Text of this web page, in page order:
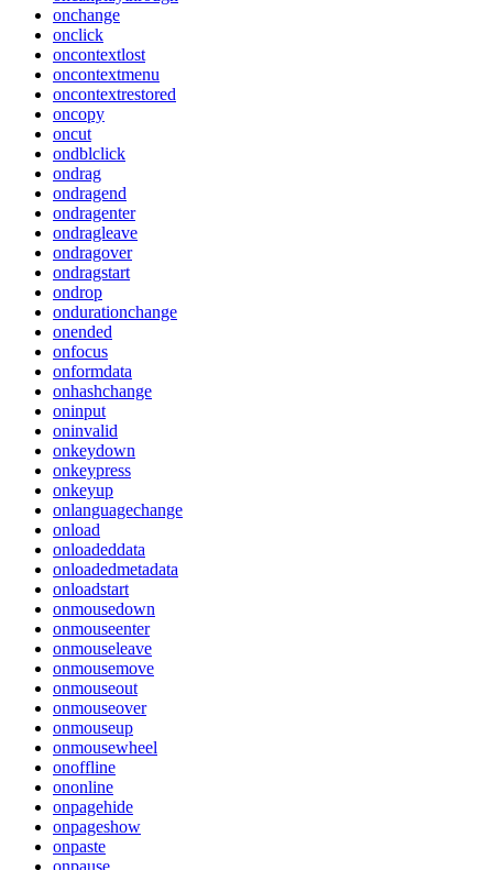
onchange
onclick
oncontextlost
oncontextmenu
oncontextrestored
oncopy
oncut
ondblclick
ondrag
ondragend
ondragenter
ondragleave
ondragover
ondragstart
ondrop
ondurationchange
onended
onfocus
onformdata
onhashchange
oninput
oninvalid
onkeydown
onkeypress
onkeyup
onlanguagechange
onload
onloadeddata
onloadedmetadata
onloadstart
onmousedown
onmouseenter
onmouseleave
onmousemove
onmouseout
onmouseover
onmouseup
onmousewheel
onoffline
ononline
onpagehide
onpageshow
onpaste
onpause